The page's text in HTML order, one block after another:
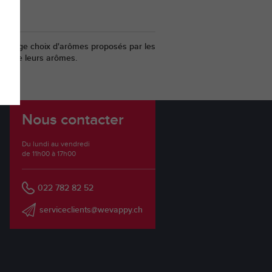
large choix d'arômes proposés par les
de leurs arômes.
Nous contacter
Du lundi au vendredi
de 11h00 à 17h00
022 782 82 52
serviceclients@wevappy.ch